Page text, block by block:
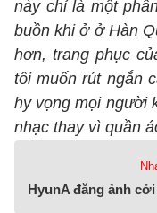
này chỉ là một
buồn khi ở ở Hàn
hơn, trang phục
tôi muốn rút ngắn
hy vọng mọi người
nhạc thay vì quần
HyunA đăng ảnh